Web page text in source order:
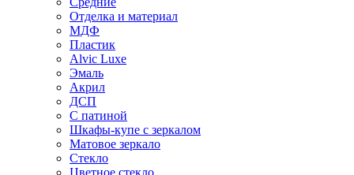
Отделка и материал
МДФ
Пластик
Alvic Luxe
Эмаль
Акрил
ДСП
С патиной
Шкафы-купе с зеркалом
Матовое зеркало
Стекло
Цветное стекло